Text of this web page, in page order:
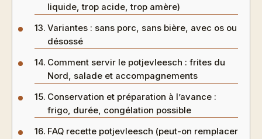
liquide, trop acide, trop amère)
Variantes : sans porc, sans bière, avec os ou
désossé
Comment servir le potjevleesch : frites du
Nord, salade et accompagnements
Conservation et préparation à l’avance :
frigo, durée, congélation possible
FAQ recette potjevleesch (peut-on remplacer